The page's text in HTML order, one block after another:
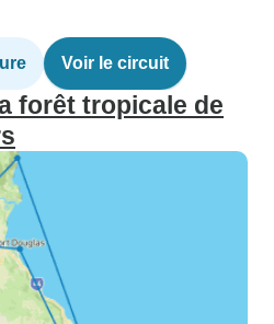
Voir le circuit
forêt tropicale de